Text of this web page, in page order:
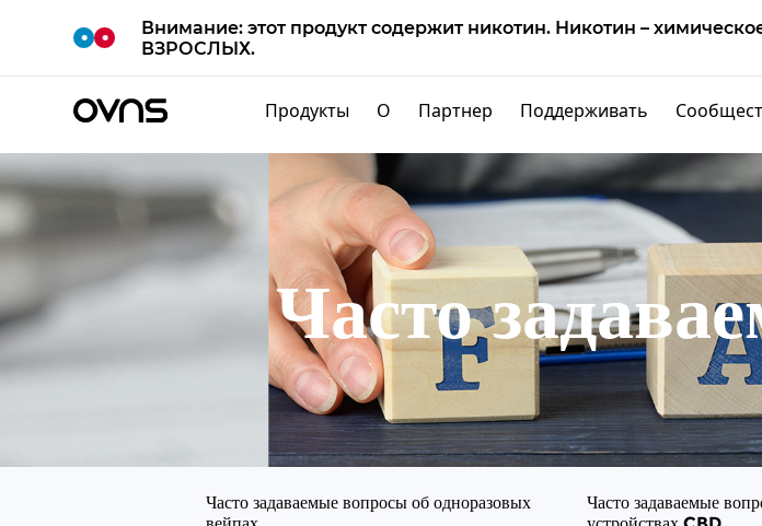
Внимание: этот продукт содержит никотин. Никотин –
ВЗРОСЛЫХ.
Продукты О Партнер Поддерживать
Часто
Часто задаваемые вопросы об одноразовых
Часто задаваемые